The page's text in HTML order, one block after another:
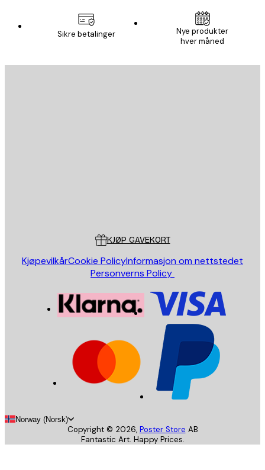
Sikre betalinger
Nye produkter
hver måned
KJØP GAVEKORT
KjøpevilkårCookie PolicyInformasjon om nettstedet
Personverns Policy
Norway (Norsk)
Copyright © 2026, Poster Store AB
Fantastic Art. Happy Prices.